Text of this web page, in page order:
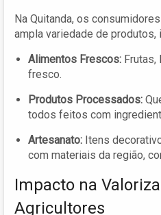
Na Quitanda, os
ampla variedade de produtos,
Alimentos Frescos: Frutas,
fresco.
Produtos Processados:
todos feitos com
Artesanato: Itens
com materiais da região,
Impacto na
Agricultores